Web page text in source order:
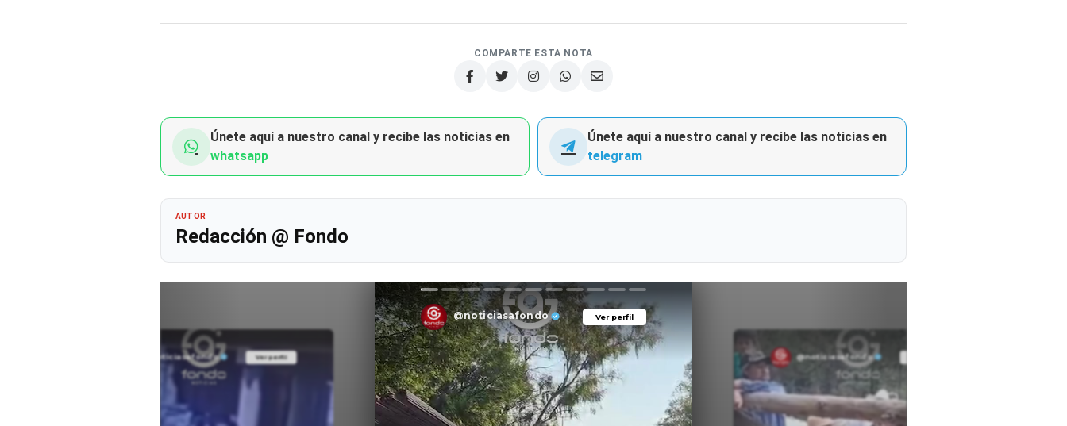
COMPARTE ESTA NOTA
Únete aquí a nuestro canal y recibe las noticias en
whatsapp
Únete aquí a nuestro canal y recibe las noticias en
telegram
AUTOR
Redacción @ Fondo
Ver perfil
@noticiasafondo Ver perfil
@noticiasafondo
Ver perfil
@noticiasafondo Ver perfil